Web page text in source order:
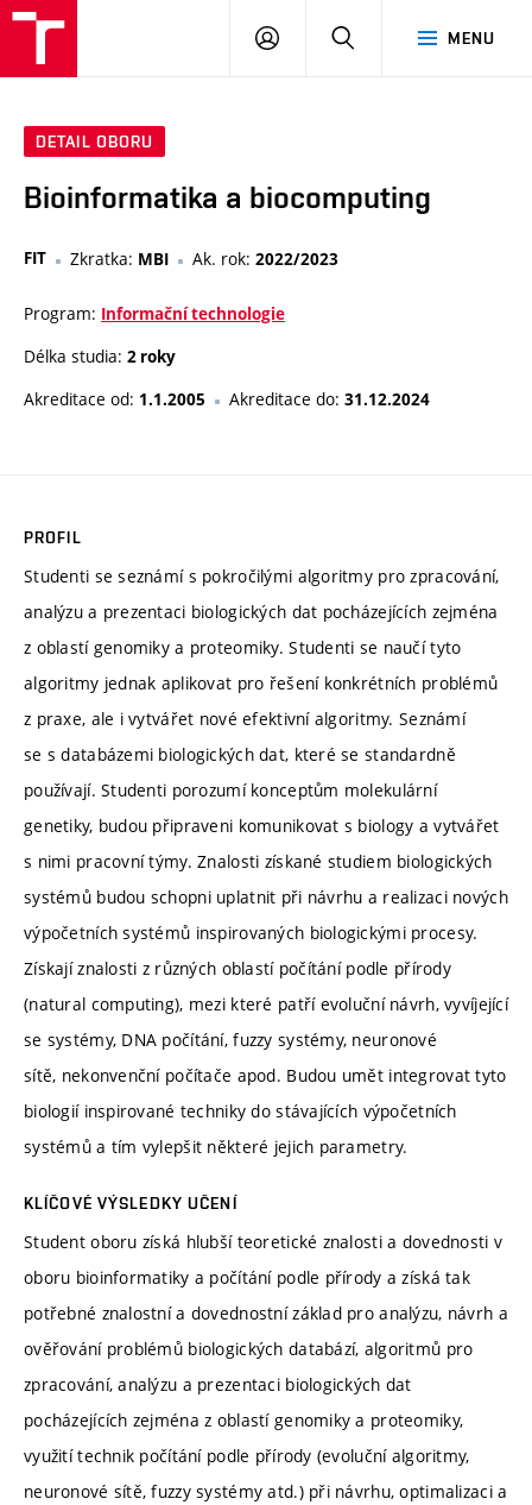
MENU
PŘIHLÁSIT
DETAIL OBORU
Bioinformatika a biocomputing
FIT Zkratka: MBI Ak. rok: 2022/2023
Program: Informační technologie
Délka studia: 2 roky
Akreditace od: 1.1.2005 Akreditace do: 31.12.2024
PROFIL
Studenti se seznámí s pokročilými algoritmy pro zpracování,
analýzu a prezentaci biologických dat pocházejících zejména
z oblastí genomiky a proteomiky. Studenti se naučí tyto
algoritmy jednak aplikovat pro řešení konkrétních problémů
z praxe, ale i vytvářet nové efektivní algoritmy. Seznámí
se s databázemi biologických dat, které se standardně
používají. Studenti porozumí konceptům molekulární
genetiky, budou připraveni komunikovat s biology a vytvářet
s nimi pracovní týmy. Znalosti získané studiem biologických
systémů budou schopni uplatnit při návrhu a realizaci nových
výpočetních systémů inspirovaných biologickými procesy.
Získají znalosti z různých oblastí počítání podle přírody
(natural computing), mezi které patří evoluční návrh, vyvíjející
se systémy, DNA počítání, fuzzy systémy, neuronové
sítě, nekonvenční počítače apod. Budou umět integrovat tyto
biologií inspirované techniky do stávajících výpočetních
systémů a tím vylepšit některé jejich parametry.
KLÍČOVÉ VÝSLEDKY UČENÍ
Student oboru získá hlubší teoretické znalosti a dovednosti v
oboru bioinformatiky a počítání podle přírody a získá tak
potřebné znalostní a dovednostní základ pro analýzu, návrh a
ověřování problémů biologických databází, algoritmů pro
zpracování, analýzu a prezentaci biologických dat
pocházejících zejména z oblastí genomiky a proteomiky,
využití technik počítání podle přírody (evoluční algoritmy,
neuronové sítě, fuzzy systémy atd.) při návrhu, optimalizaci a